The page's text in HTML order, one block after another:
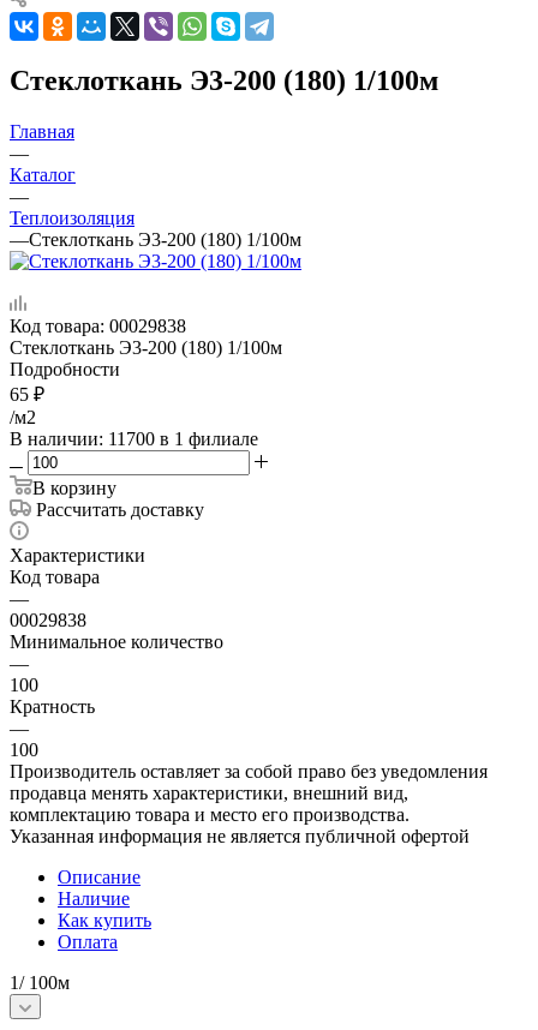
Стеклоткань Э3-200 (180) 1/100м
Главная
—
Каталог
—
Теплоизоляция
—Стеклоткань Э3-200 (180) 1/100м
Код товара: 00029838
Стеклоткань Э3-200 (180) 1/100м
Подробности
65 ₽
/м2
В наличии: 11700 в 1 филиале
В корзину
Рассчитать доставку
Характеристики
Код товара
—
00029838
Минимальное количество
—
100
Кратность
—
100
Производитель оставляет за собой право без уведомления
продавца менять характеристики, внешний вид,
комплектацию товара и место его производства.
Указанная информация не является публичной офертой
Описание
Наличие
Как купить
Оплата
1/ 100м